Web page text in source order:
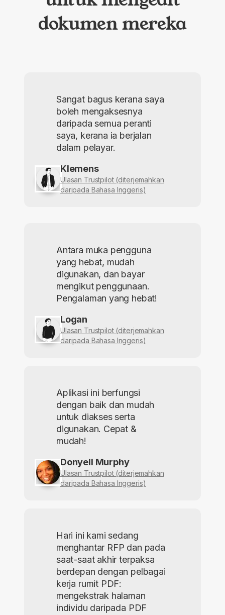
dokumen mereka
Sangat bagus kerana saya
boleh mengaksesnya
daripada semua peranti
saya, kerana ia berjalan
dalam pelayar.
Klemens
Ulasan Trustpilot (diterjemahkan
daripada Bahasa Inggeris)
Antara muka pengguna
yang hebat, mudah
digunakan, dan bayar
mengikut penggunaan.
Pengalaman yang hebat!
Logan
Ulasan Trustpilot (diterjemahkan
daripada Bahasa Inggeris)
Aplikasi ini berfungsi
dengan baik dan mudah
untuk diakses serta
digunakan. Cepat &
mudah!
Donyell Murphy
Ulasan Trustpilot (diterjemahkan
daripada Bahasa Inggeris)
Hari ini kami sedang
menghantar RFP dan pada
saat-saat akhir terpaksa
berdepan dengan pelbagai
kerja rumit PDF:
mengekstrak halaman
individu daripada PDF